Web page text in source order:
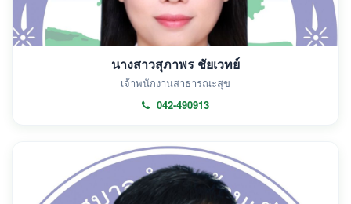
นางสาวสุภาพร ชัยเวทย์
เจ้าพนักงานสาธารณะสุข
042-490913